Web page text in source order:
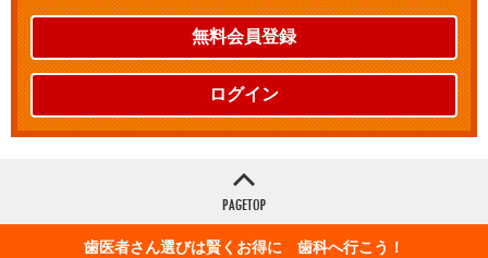
無料会員登録
ログイン
歯医者さん選びは賢くお得に 歯科へ行こう！